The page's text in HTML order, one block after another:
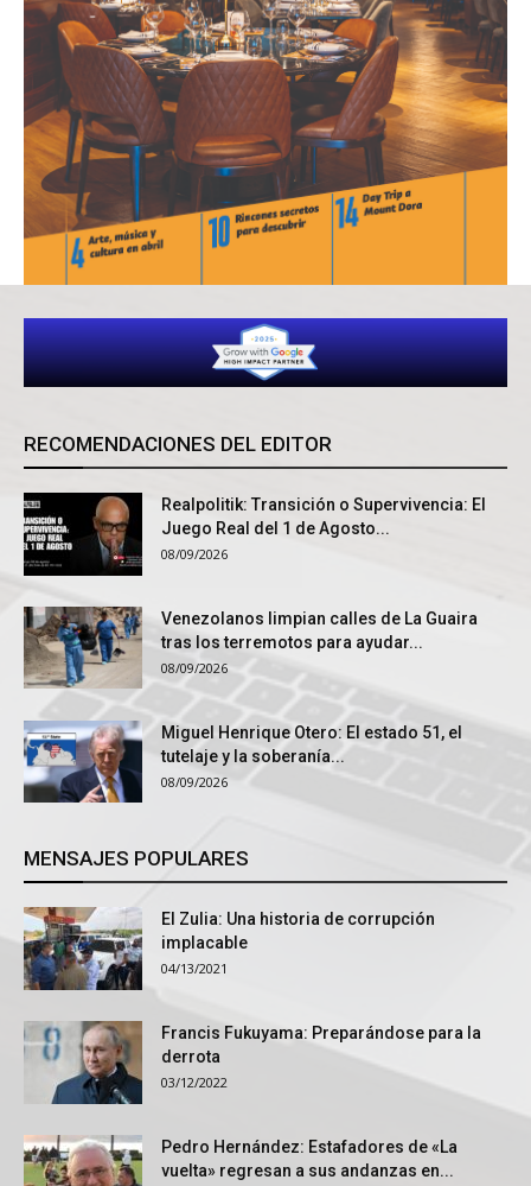
RECOMENDACIONES DEL EDITOR
Realpolitik: Transición o Supervivencia: El
Juego Real del 1 de Agosto...
08/09/2026
Venezolanos limpian calles de La Guaira
tras los terremotos para ayudar...
08/09/2026
Miguel Henrique Otero: El estado 51, el
tutelaje y la soberanía...
08/09/2026
MENSAJES POPULARES
El Zulia: Una historia de corrupción
implacable
04/13/2021
Francis Fukuyama: Preparándose para la
derrota
03/12/2022
Pedro Hernández: Estafadores de «La
vuelta» regresan a sus andanzas en...